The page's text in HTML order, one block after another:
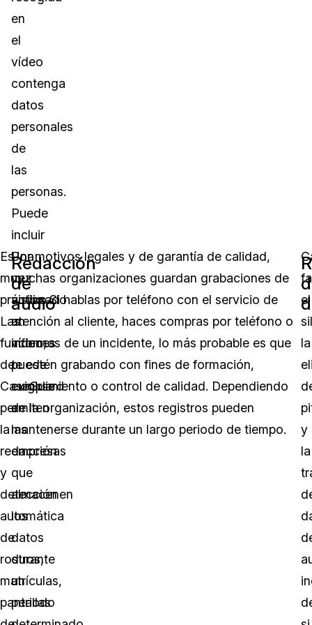
en
el
vídeo
contenga
datos
personales
de
las
personas.
Puede
incluir
Es
muy
práctico.
Las
funciones
de
CaseGuard
permiten
la
redacción
y
detección
automática
de
rostros,
matrículas,
pantallas
Una
vez
visionado
un
vídeo,
puede
exigirse
a
las
empresas
que
almacenen
los
datos
durante
un
periodo
Redacción
de
audio
Por motivos legales y de garantía de calidad,
muchas organizaciones guardan grabaciones de
audio. Si hablas por teléfono con el servicio de
atención al cliente, haces compras por teléfono o
informas de un incidente, lo más probable es que
te estén grabando con fines de formación,
cumplimiento o control de calidad. Dependiendo
de la organización, estos registros pueden
mantenerse durante un largo periodo de tiempo.
el
la
y
la